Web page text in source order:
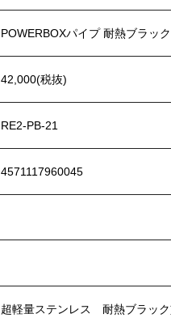
POWERBOXパイプ 耐熱ブラック
42,000(税抜)
RE2-PB-21
4571117960045
超軽量ステンレス 耐熱ブラッ